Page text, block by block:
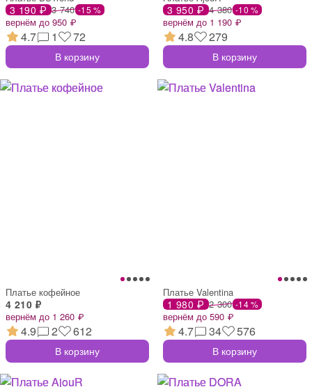
3 190 ₽ 3 740 -15 %
вернём до 950 ₽
4.7 1 72
В корзину
3 950 ₽ 4 380 -10 %
вернём до 1 190 ₽
4.8 279
В корзину
Платье кофейное
4 210 ₽
вернём до 1 260 ₽
4.9 2 612
В корзину
Платье Valentina
1 980 ₽ 2 300 -14 %
вернём до 590 ₽
4.7 34 576
В корзину